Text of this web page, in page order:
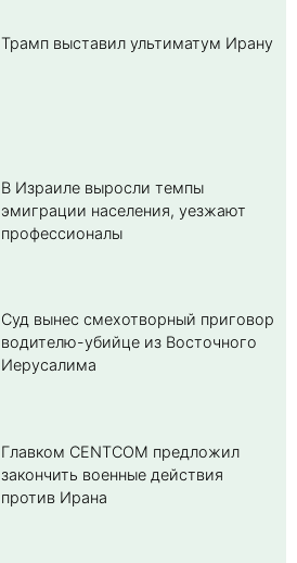
Трамп выставил ультиматум Ирану
В Израиле выросли темпы
эмиграции населения, уезжают
профессионалы
Суд вынес смехотворный приговор
водителю-убийце из Восточного
Иерусалима
Главком CENTCOM предложил
закончить военные действия
против Ирана